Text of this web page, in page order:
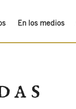
En los medios